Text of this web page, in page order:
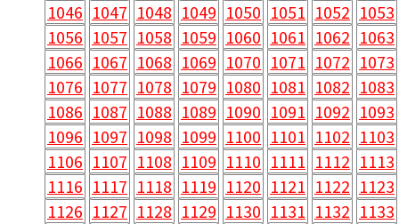
1046 1047 1048 1049 1050 1051 1052 1053
1056 1057 1058 1059 1060 1061 1062 1063
1066 1067 1068 1069 1070 1071 1072 1073
1076 1077 1078 1079 1080 1081 1082 1083
1086 1087 1088 1089 1090 1091 1092 1093
1096 1097 1098 1099 1100 1101 1102 1103
1106 1107 1108 1109 1110 1111 1112 1113
1116 1117 1118 1119 1120 1121 1122 1123
1126 1127 1128 1129 1130 1131 1132 1133